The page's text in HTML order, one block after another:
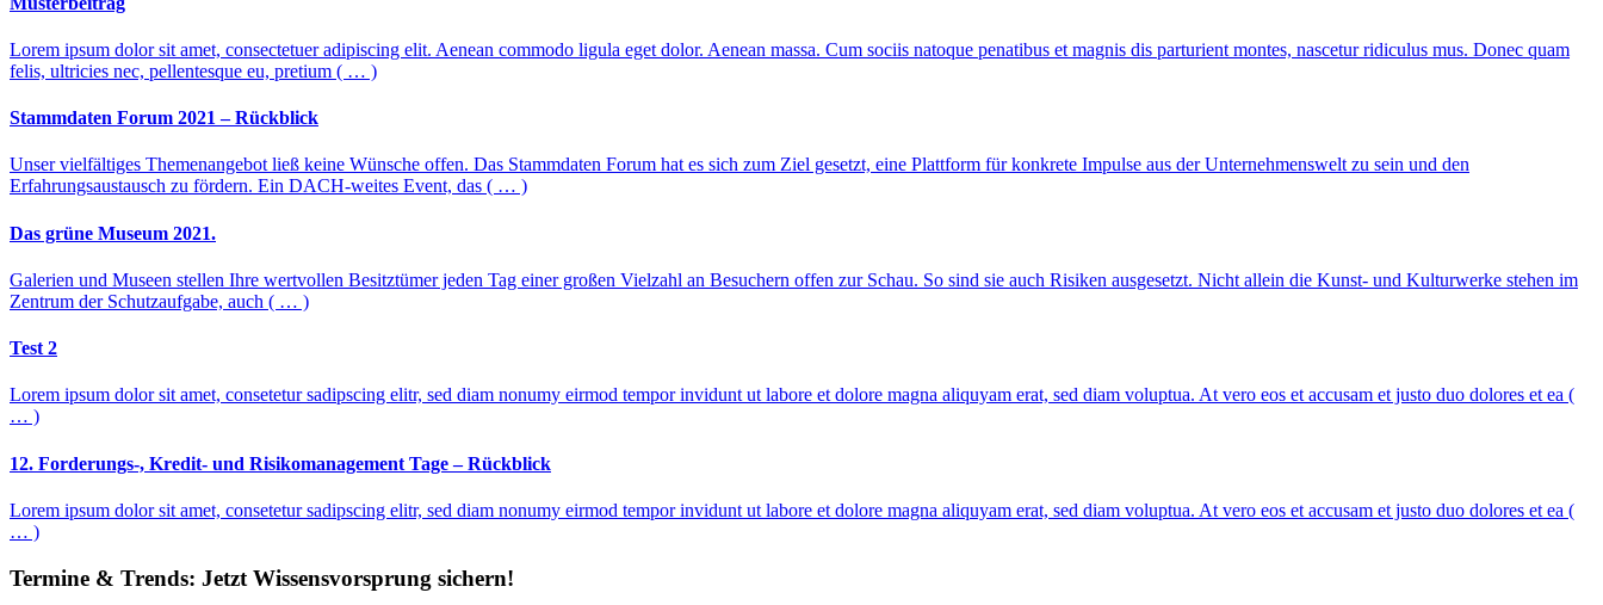
Lorem ipsum dolor sit amet, consectetuer adipiscing elit. Aenean commodo ligula eget dolor. Aenean massa. Cum sociis natoque penatibus et magnis dis parturient montes, nascetur ridiculus mus. Donec quam
felis, ultricies nec, pellentesque eu, pretium ( … )
Stammdaten Forum 2021 – Rückblick
Unser vielfältiges Themenangebot ließ keine Wünsche offen. Das Stammdaten Forum hat es sich zum Ziel gesetzt, eine Plattform für konkrete Impulse aus der Unternehmenswelt zu sein und den
Erfahrungsaustausch zu fördern. Ein DACH-weites Event, das ( … )
Das grüne Museum 2021.
Galerien und Museen stellen Ihre wertvollen Besitztümer jeden Tag einer großen Vielzahl an Besuchern offen zur Schau. So sind sie auch Risiken ausgesetzt. Nicht allein die Kunst- und Kulturwerke stehen im
Zentrum der Schutzaufgabe, auch ( … )
Test 2
Lorem ipsum dolor sit amet, consetetur sadipscing elitr, sed diam nonumy eirmod tempor invidunt ut labore et dolore magna aliquyam erat, sed diam voluptua. At vero eos et accusam et justo duo dolores et ea (
… )
12. Forderungs-, Kredit- und Risikomanagement Tage – Rückblick
Lorem ipsum dolor sit amet, consetetur sadipscing elitr, sed diam nonumy eirmod tempor invidunt ut labore et dolore magna aliquyam erat, sed diam voluptua. At vero eos et accusam et justo duo dolores et ea (
… )
Termine & Trends: Jetzt Wissensvorsprung sichern!